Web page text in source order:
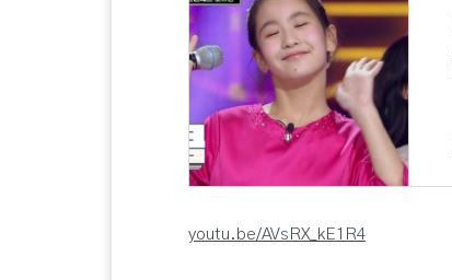
youtu.be/AVsRX_kE1R4